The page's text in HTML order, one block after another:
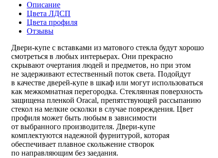
Описание
Цвета ЛДСП
Цвета профиля
Отзывы
Двери-купе с вставками из матового стекла будут хорошо
смотреться в любых интерьерах. Они прекрасно
скрывают очертания людей и предметов, но при этом
не задерживают естественный поток света. Подойдут
в качестве дверей-купе в шкаф или могут использоваться
как межкомнатная перегородка. Стеклянная поверхность
защищена пленкой Oracal, препятствующей рассыпанию
стекол на мелкие осколки в случае повреждения. Цвет
профиля может быть любым в зависимости
от выбранного производителя. Двери-купе
комплектуются надежной фурнитурой, которая
обеспечивает плавное скольжение створок
по направляющим без заедания.